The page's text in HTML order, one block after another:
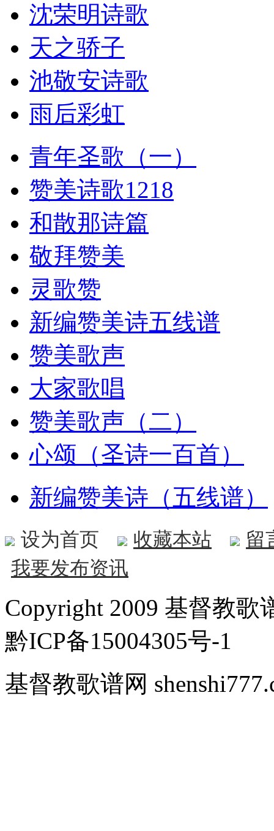
沈荣明诗歌
天之骄子
池敬安诗歌
雨后彩虹
青年圣歌（一）
赞美诗歌1218
和散那诗篇
敬拜赞美
灵歌赞
新编赞美诗五线谱
赞美歌声
大家歌唱
赞美歌声（二）
心颂（圣诗一百首）
新编赞美诗（五线谱）
设为首页 收藏本站
留
我要发布资讯
Copyright 2009 基督教歌
黔ICP备15004305号-1
基督教歌谱网